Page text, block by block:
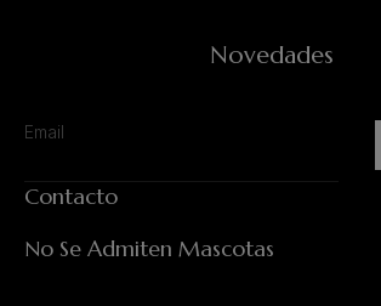
Novedades
Contacto
No Se Admiten Mascotas